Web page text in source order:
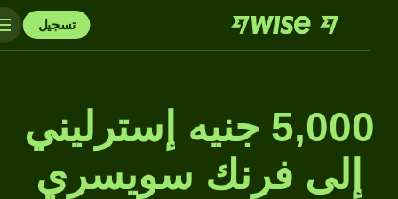
تسجيل
5,000 جنيه إسترليني
إلى فرنك سويسري